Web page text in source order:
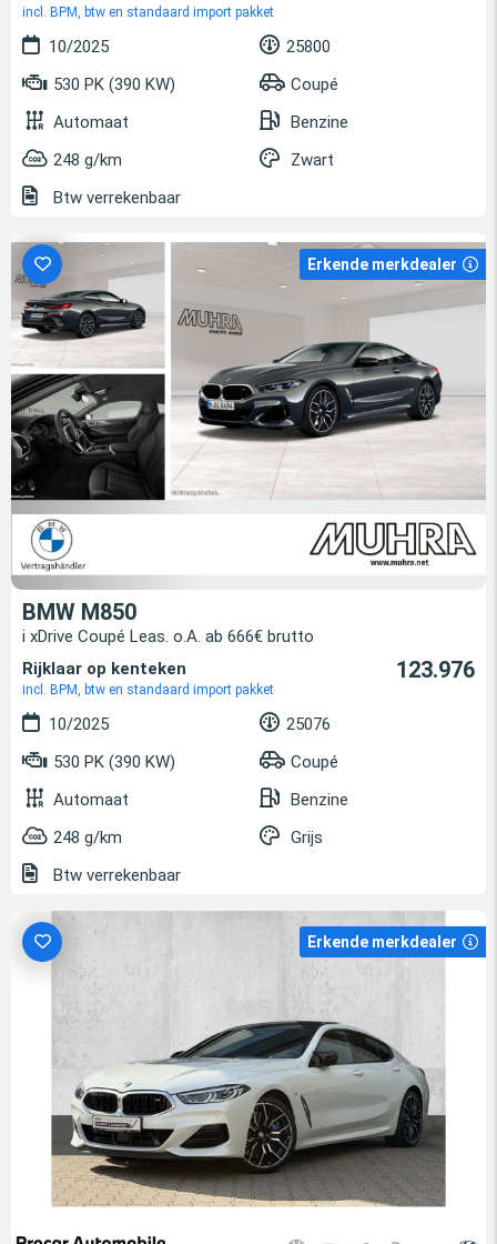
incl. BPM, btw en standaard import pakket
10/2025
25800
530 PK (390 KW)
Coupé
Automaat
Benzine
248 g/km
Zwart
Btw verrekenbaar
Erkende merkdealer
BMW M850
i xDrive Coupé Leas. o.A. ab 666€ brutto
Rijklaar op kenteken
incl. BPM, btw en standaard import pakket
123.976
10/2025
25076
530 PK (390 KW)
Coupé
Automaat
Benzine
248 g/km
Grijs
Btw verrekenbaar
Erkende merkdealer